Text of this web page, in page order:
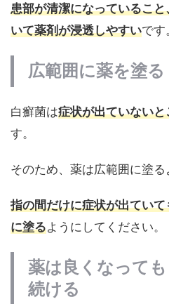
患部が清潔になっているこ
いて薬剤が浸透しやすいです
広範囲に薬を塗る
白癬菌は症状が出ていない
す。
そのため、薬は広範囲に塗る
指の間だけに症状が出てい
に塗るようにしてください。
薬は良くなって
続ける